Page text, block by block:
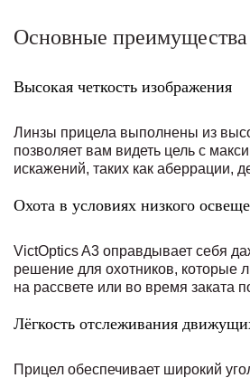
Основные преимущества
Высокая четкость изображения
Линзы прицела выполнены из
позволяет вам видеть цель с
искажений, таких как аберрации,
Охота в условиях низкого
VictOptics A3 оправдывает себя
решение для охотников, которые
на рассвете или во время заката
Лёгкость отслеживания
Прицел обеспечивает широкий